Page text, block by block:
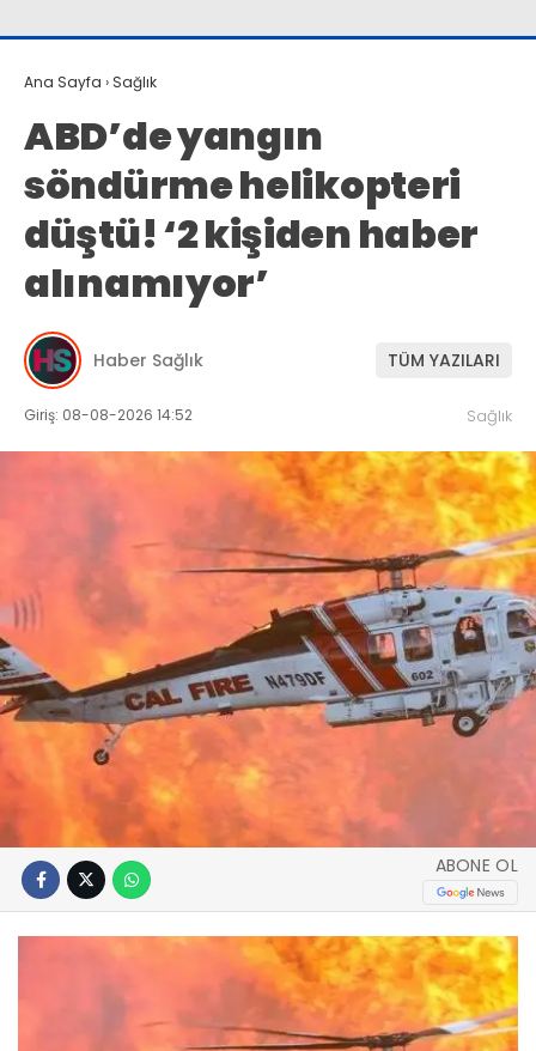
Ana Sayfa › Sağlık
ABD’de yangın
söndürme helikopteri
düştü! ‘2 kişiden haber
alınamıyor’
Haber Sağlık TÜM YAZILARI
Giriş: 08-08-2026 14:52 Sağlık
ABONE OL